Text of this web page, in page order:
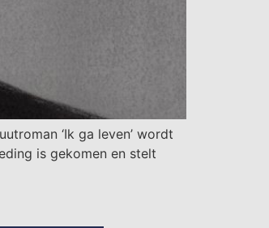
‘Ik ga leven’ wordt
is gekomen en stelt